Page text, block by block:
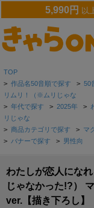
5,990円 以
TOP
> 作品名50音順で探す > 50
リムリ！（※ムリじゃな
> 年代で探す > 2025年 >
リじゃな
> 商品カテゴリで探す > マ
> バナーで探す > 男性向
わたしが恋人にな
じゃなかった!?）
ver.【描き下ろし】